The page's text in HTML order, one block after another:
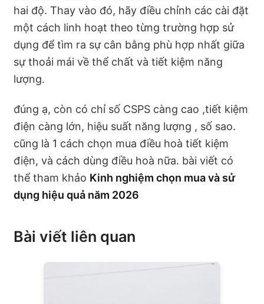
hai độ. Thay vào đó, hãy điều chỉnh các cài đặt
một cách linh hoạt theo từng trường hợp sử
dụng để tìm ra sự cân bằng phù hợp nhất giữa
sự thoải mái về thể chất và tiết kiệm năng
lượng.
đúng ạ, còn có chỉ số CSPS càng cao ,tiết kiệm
điện càng lớn, hiệu suất năng lượng , số sao.
cũng là 1 cách chọn mua điều hoà tiết kiệm
điện, và cách dùng điều hoà nữa. bài viết có
thể tham khảo Kinh nghiệm chọn mua và sử
dụng hiệu quả năm 2026
Bài viết liên quan